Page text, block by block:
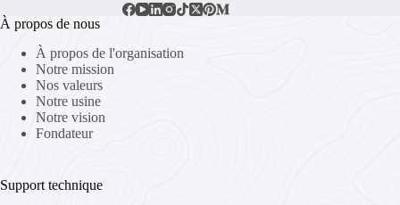
À propos de nous
À propos de l'organisation
Notre mission
Nos valeurs
Notre usine
Notre vision
Fondateur
Support technique